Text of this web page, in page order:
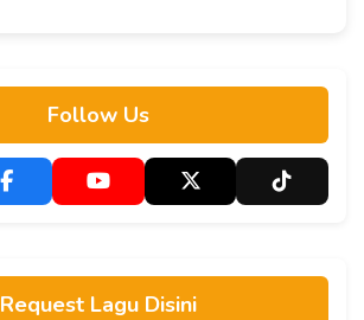
Follow Us
Request Lagu Disini